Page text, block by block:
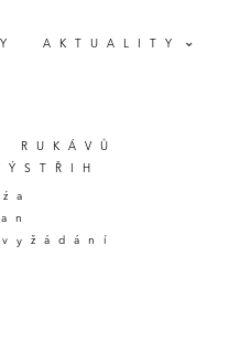
AKTUALITY
RUKÁVŮ